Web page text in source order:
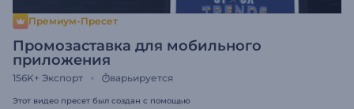
Премиум-Пресет
Промозаставка для мобильного
приложения
156K+ Экспорт варьируется
Этот видео пресет был создан с помощью